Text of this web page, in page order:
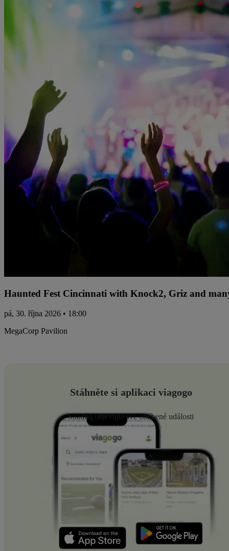
Haunted Fest Cincinnati with Knock2, Griz and
pá, 30. října 2026 • 18:00
MegaCorp Pavilion
Stáhněte si aplikaci viagogo
Snadno objevujte své oblíbené události